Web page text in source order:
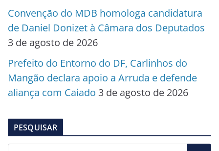
Convenção do MDB homologa candidatura
de Daniel Donizet à Câmara dos Deputados
3 de agosto de 2026
Prefeito do Entorno do DF, Carlinhos do
Mangão declara apoio a Arruda e defende
aliança com Caiado 3 de agosto de 2026
PESQUISAR